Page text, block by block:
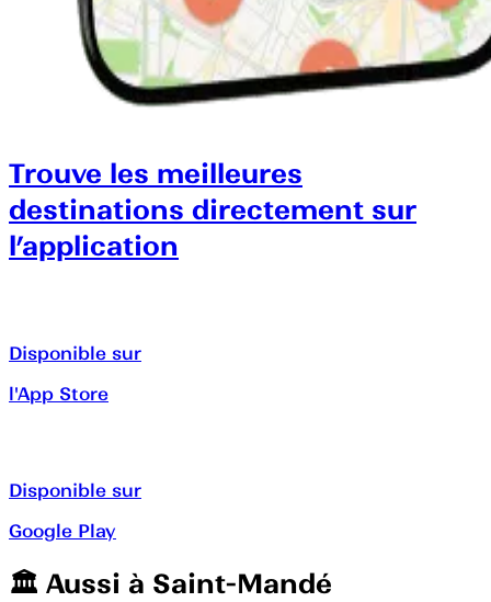
Trouve les meilleures
destinations directement sur
l’application
Disponible sur
l'App Store
Disponible sur
Google Play
🏛️️ Aussi à Saint-Mandé